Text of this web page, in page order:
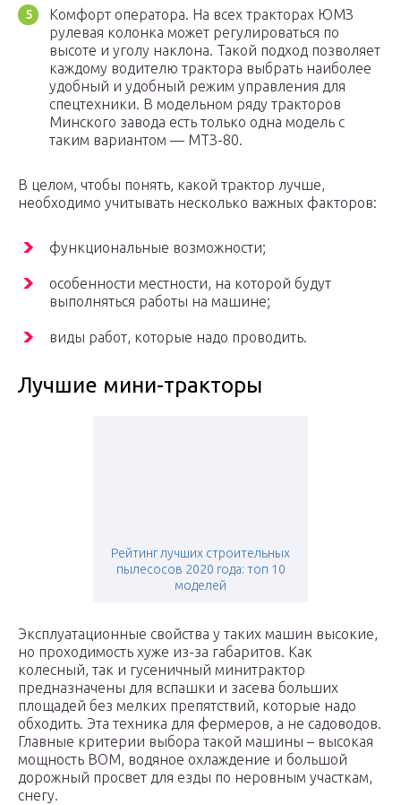
Комфорт оператора. На всех тракторах ЮМЗ
рулевая колонка может регулироваться по
высоте и уголу наклона. Такой подход позволяет
каждому водителю трактора выбрать наиболее
удобный и удобный режим управления для
спецтехники. В модельном ряду тракторов
Минского завода есть только одна модель с
таким вариантом — МТЗ-80.
В целом, чтобы понять, какой трактор лучше,
необходимо учитывать несколько важных факторов:
функциональные возможности;
особенности местности, на которой будут
выполняться работы на машине;
виды работ, которые надо проводить.
Лучшие мини-тракторы
Рейтинг лучших строительных
пылесосов 2020 года: топ 10
моделей
Эксплуатационные свойства у таких машин высокие,
но проходимость хуже из-за габаритов. Как
колесный, так и гусеничный минитрактор
предназначены для вспашки и засева больших
площадей без мелких препятствий, которые надо
обходить. Эта техника для фермеров, а не садоводов.
Главные критерии выбора такой машины – высокая
мощность ВОМ, водяное охлаждение и большой
дорожный просвет для езды по неровным участкам,
снегу.